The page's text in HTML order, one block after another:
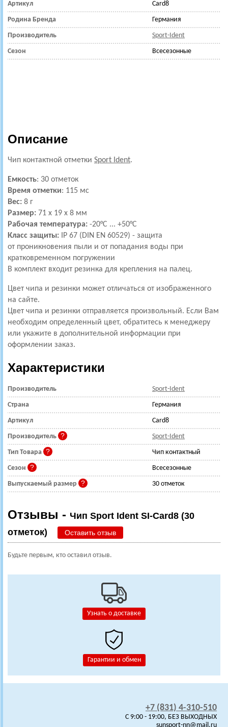
Артикул Card8
Родина Бренда Германия
Производитель Sport-Ident
Сезон Всесезонные
Узнать о доставке
Гарантии и обмен
Описание
Чип контактной отметки Sport Ident.
Емкость: 30 отметок
Время отметки: 115 мс
Вес: 8 г
Размер: 71 x 19 x 8 мм
Рабочая температура: -20°C ... +50°C
Класс защиты: IP 67 (DIN EN 60529) - защита
от проникновения пыли и от попадания воды при
кратковременном погружении
В комплект входит резинка для крепления на палец.
Цвет чипа и резинки может отличаться от изображенного
на сайте.
Цвет чипа и резинки отправляется произвольный. Если Вам
необходим определенный цвет, обратитесь к менеджеру
или укажите в дополнительной информации при
оформлении заказ.
Характеристики
Производитель Sport-Ident
Страна Германия
Артикул Card8
Производитель Sport-Ident
Тип Товара Чип контактный
Сезон Всесезонные
Выпускаемый размер 30 отметок
Отзывы - Чип Sport Ident SI-Card8 (30
отметок)
Оставить отзыв
Будьте первым, кто оставил отзыв.
+7 (831) 4-310-510
C 9:00 - 19:00, БЕЗ ВЫХОДНЫХ
sunsport-nn@mail.ru